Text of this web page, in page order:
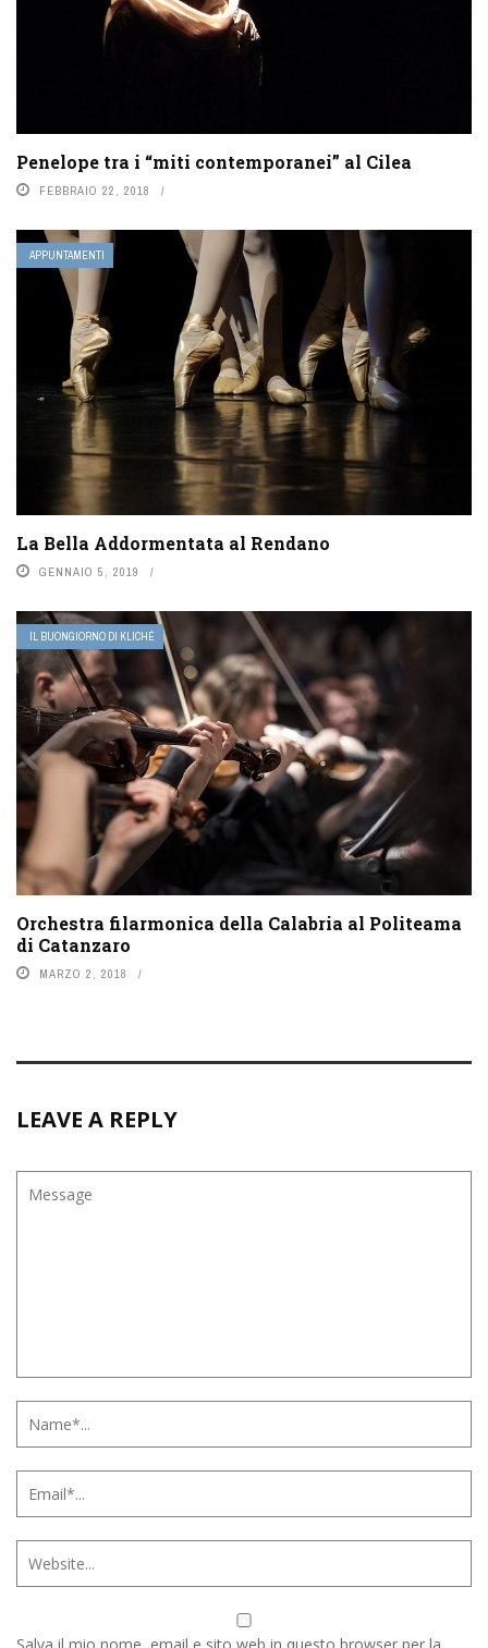
Penelope tra i “miti contemporanei” al Cilea
FEBBRAIO 22, 2018
APPUNTAMENTI
La Bella Addormentata al Rendano
GENNAIO 5, 2019
IL BUONGIORNO DI KLICHÉ
Orchestra filarmonica della Calabria al Politeama
di Catanzaro
MARZO 2, 2018
LEAVE A REPLY